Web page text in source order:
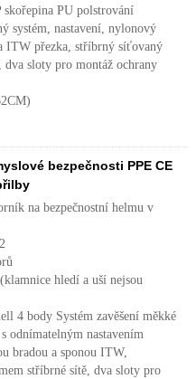
PU polstrování
systém, nastavení, nylonový
ITW přezka, stříbrný síťovaný
dva sloty pro montáž ochrany
bezpečnosti PPE CE
na bezpečnostní helmu v
hledí a uší nejsou
4 body Systém zavěšení měkké
odnímatelným nastavením
bradou a sponou ITW,
stříbrné sítě, dva sloty pro